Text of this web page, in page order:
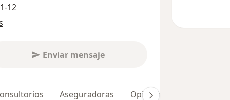
12
Enviar mensaje
Aseguradoras Opiniones (19)